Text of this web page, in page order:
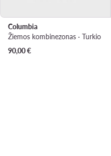
Columbia
Žiemos kombinezonas · Turkio
90,00€